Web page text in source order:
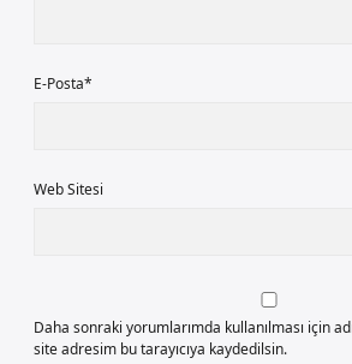
E-Posta*
Web Sitesi
Daha sonraki yorumlarımda kullanılması için
site adresim bu tarayıcıya kaydedilsin.